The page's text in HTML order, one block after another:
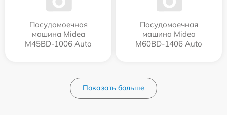
Посудомоечная
машина Midea
M45BD-1006 Auto
Посудомоечная
машина Midea
M60BD-1406 Auto
Показать больше